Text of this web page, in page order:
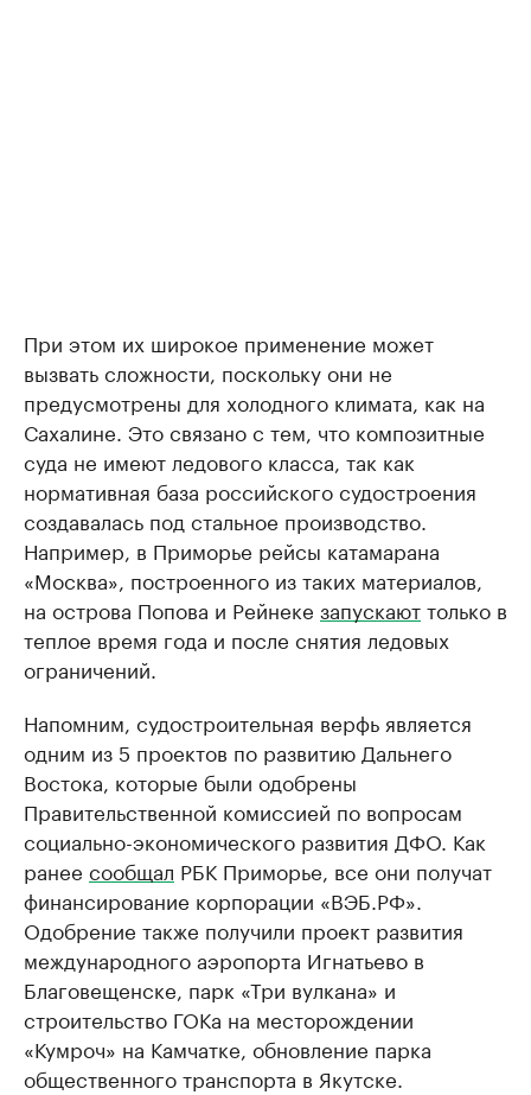
При этом их широкое применение может
вызвать сложности, поскольку они не
предусмотрены для холодного климата, как на
Сахалине. Это связано с тем, что композитные
суда не имеют ледового класса, так как
нормативная база российского судостроения
создавалась под стальное производство.
Например, в Приморье рейсы катамарана
«Москва», построенного из таких материалов,
на острова Попова и Рейнеке запускаюттолько в
теплое время года и после снятия ледовых
ограничений.
Напомним, судостроительная верфь является
одним из 5 проектов по развитию Дальнего
Востока, которые были одобрены
Правительственной комиссией по вопросам
социально-экономического развития ДФО. Как
ранее сообщал РБК Приморье, все они получат
финансирование корпорации «ВЭБ.РФ».
Одобрение также получили проект развития
международного аэропорта Игнатьево в
Благовещенске, парк «Три вулкана» и
строительство ГОКа на месторождении
«Кумроч» на Камчатке, обновление парка
общественного транспорта в Якутске.